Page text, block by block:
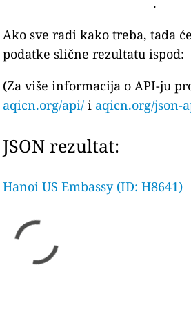
Ako sve radi kako treba, tada
podatke slične rezultatu ispod:
(Za više informacija o API-ju
aqicn.org/api/ i aqicn.org/json-
JSON rezultat:
Hanoi US Embassy (ID: H8641)